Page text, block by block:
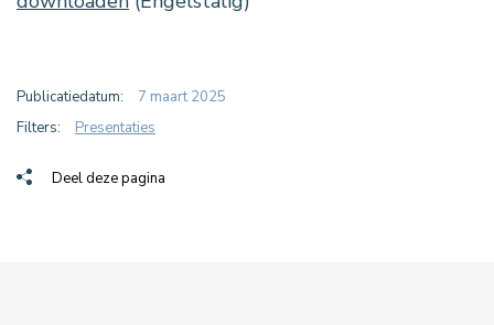
Publicatiedatum:
7 maart 2025
Filters:
Presentaties
Deel deze pagina